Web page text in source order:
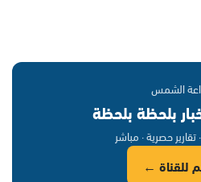
الشمس
بلحظة بلحظة
تقارير حصرية · مباشر
للقناة ←